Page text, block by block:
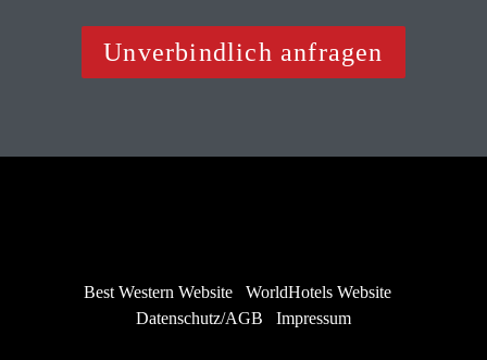
Unverbindlich anfragen
Best Western Website
WorldHotels Website
Datenschutz/AGB
Impressum